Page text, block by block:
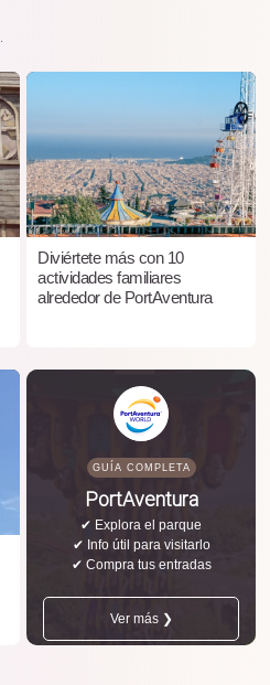
Diviértete más con 10
actividades familiares
alrededor de PortAventura
GUÍA COMPLETA
PortAventura
✔ Explora el parque
✔ Info útil para visitarlo
✔ Compra tus entradas
Ver más ❯